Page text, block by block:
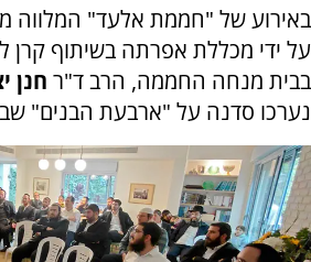
באירוע של "חממת אלעד" המלווה
על ידי מכללת אפרתה בשיתוף קרן
בבית מנחה החממה, הרב ד"ר חנן
נערכו סדנה על "ארבעת הבנים"